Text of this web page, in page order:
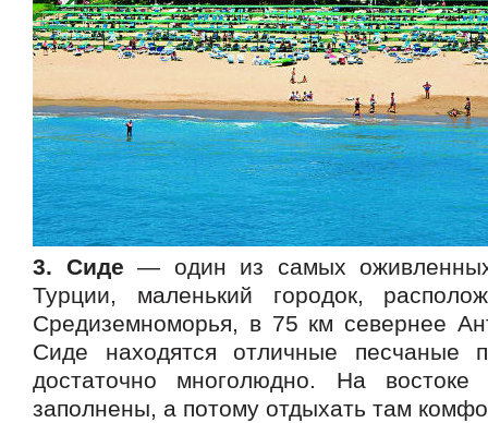
3. Сиде — один из самых
Турции, маленький городок,
Средиземноморья, в 75 км севернее
Сиде находятся отличные песчаные
достаточно многолюдно. На
заполнены, а потому отдыхать там